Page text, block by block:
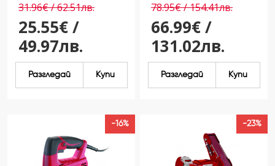
31.96€ / 62.51лв.
25.55€ /
49.97лв.
Разгледай Купи
78.95€ / 154.41лв.
66.99€ /
131.02лв.
Разгледай Купи
-16% -23%